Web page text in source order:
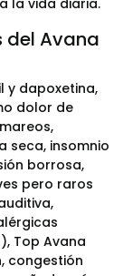
la vida diaria.
del Avana
y dapoxetina,
dolor de
seca, insomnio
borrosa,
pero raros
Top Avana
congestión